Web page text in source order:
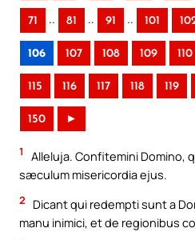
71 .. 81 .. 91 .. 101
106 107 108 109 110
115 116 117 118 119
150 ►
1
Alleluja. Confitemini Domino,
sæculum misericordia ejus.
2
Dicant qui redempti sunt a
manu inimici, et de regionibus